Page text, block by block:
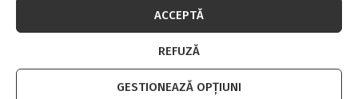
ACCEPTĂ
REFUZĂ
GESTIONEAZĂ OPȚIUNI